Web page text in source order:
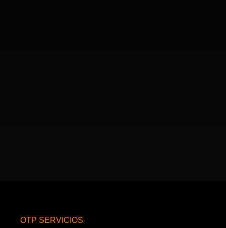
OTP SERVICIOS